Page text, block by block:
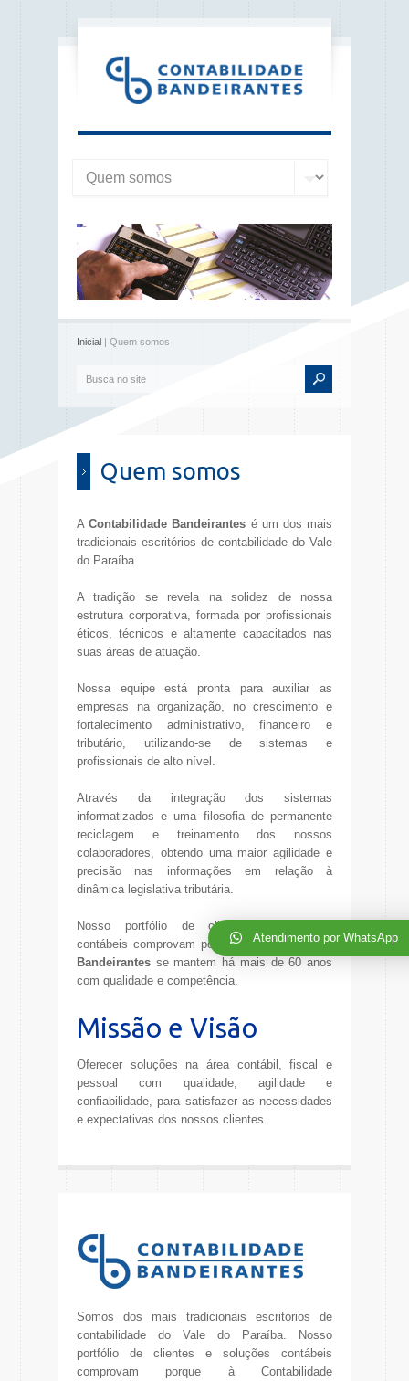
Inicial | Quem somos
Quem somos
AContabilidade Bandeirantes é um dos mais
tradicionais escritórios de contabilidade do Vale
do Paraíba.
A tradição se revela na solidez de nossa
estrutura corporativa, formada por profissionais
éticos, técnicos e altamente capacitados nas
suas áreas de atuação.
Nossa equipe está pronta para auxiliar as
empresas na organização, no crescimento e
fortalecimento administrativo, financeiro e
tributário, utilizando-se de sistemas e
profissionais de alto nível.
Através da integração dos sistemas
informatizados e uma filosofia de permanente
reciclagem e treinamento dos nossos
colaboradores, obtendo uma maior agilidade e
precisão nas informações em relação à
dinâmica legislativa tributária.
Nosso portfólio de clientes e soluções
contábeis comprovam porque àContabilidade
Bandeirantes se mantem há mais de 60 anos
com qualidade e competência.
Missão e Visão
Oferecer soluções na área contábil, fiscal e
pessoal com qualidade, agilidade e
confiabilidade, para satisfazer as necessidades
e expectativas dos nossos clientes.
Somos dos mais tradicionais escritórios de
contabilidade do Vale do Paraíba. Nosso
portfólio de clientes e soluções contábeis
comprovam porque à Contabilidade
Atendimento por WhatsApp